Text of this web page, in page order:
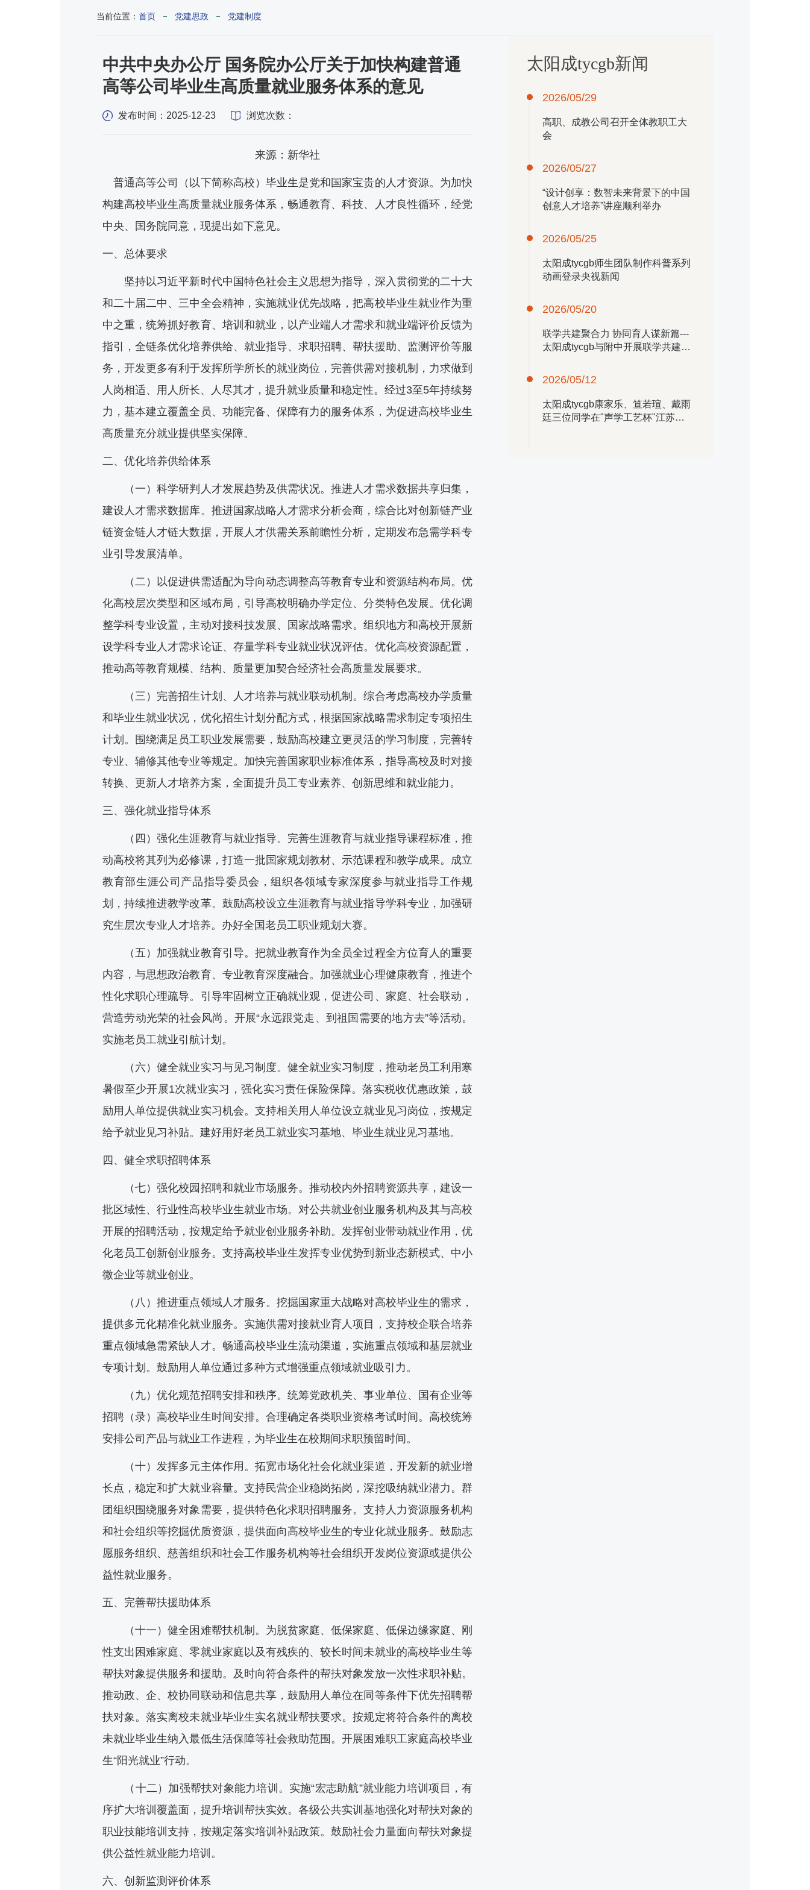
当前位置： 首页 党建思政 党建制度
中共中央办公厅 国务院办公厅关于加快构建普通
高等公司毕业生高质量就业服务体系的意见
发布时间：2025-12-23 浏览次数：
来源：新华社
普通高等公司（以下简称高校）毕业生是党和国家宝贵的人才资源。为加快
构建高校毕业生高质量就业服务体系，畅通教育、科技、人才良性循环，经党
中央、国务院同意，现提出如下意见。
一、总体要求
坚持以习近平新时代中国特色社会主义思想为指导，深入贯彻党的二十大
和二十届二中、三中全会精神，实施就业优先战略，把高校毕业生就业作为重
中之重，统筹抓好教育、培训和就业，以产业端人才需求和就业端评价反馈为
指引，全链条优化培养供给、就业指导、求职招聘、帮扶援助、监测评价等服
务，开发更多有利于发挥所学所长的就业岗位，完善供需对接机制，力求做到
人岗相适、用人所长、人尽其才，提升就业质量和稳定性。经过3至5年持续努
力，基本建立覆盖全员、功能完备、保障有力的服务体系，为促进高校毕业生
高质量充分就业提供坚实保障。
二、优化培养供给体系
（一）科学研判人才发展趋势及供需状况。推进人才需求数据共享归集，
建设人才需求数据库。推进国家战略人才需求分析会商，综合比对创新链产业
链资金链人才链大数据，开展人才供需关系前瞻性分析，定期发布急需学科专
业引导发展清单。
（二）以促进供需适配为导向动态调整高等教育专业和资源结构布局。优
化高校层次类型和区域布局，引导高校明确办学定位、分类特色发展。优化调
整学科专业设置，主动对接科技发展、国家战略需求。组织地方和高校开展新
设学科专业人才需求论证、存量学科专业就业状况评估。优化高校资源配置，
推动高等教育规模、结构、质量更加契合经济社会高质量发展要求。
（三）完善招生计划、人才培养与就业联动机制。综合考虑高校办学质量
和毕业生就业状况，优化招生计划分配方式，根据国家战略需求制定专项招生
计划。围绕满足员工职业发展需要，鼓励高校建立更灵活的学习制度，完善转
专业、辅修其他专业等规定。加快完善国家职业标准体系，指导高校及时对接
转换、更新人才培养方案，全面提升员工专业素养、创新思维和就业能力。
三、强化就业指导体系
（四）强化生涯教育与就业指导。完善生涯教育与就业指导课程标准，推
动高校将其列为必修课，打造一批国家规划教材、示范课程和教学成果。成立
教育部生涯公司产品指导委员会，组织各领域专家深度参与就业指导工作规
划，持续推进教学改革。鼓励高校设立生涯教育与就业指导学科专业，加强研
究生层次专业人才培养。办好全国老员工职业规划大赛。
（五）加强就业教育引导。把就业教育作为全员全过程全方位育人的重要
内容，与思想政治教育、专业教育深度融合。加强就业心理健康教育，推进个
性化求职心理疏导。引导牢固树立正确就业观，促进公司、家庭、社会联动，
营造劳动光荣的社会风尚。开展“永远跟党走、到祖国需要的地方去”等活动。
实施老员工就业引航计划。
（六）健全就业实习与见习制度。健全就业实习制度，推动老员工利用寒
暑假至少开展1次就业实习，强化实习责任保险保障。落实税收优惠政策，鼓
励用人单位提供就业实习机会。支持相关用人单位设立就业见习岗位，按规定
给予就业见习补贴。建好用好老员工就业实习基地、毕业生就业见习基地。
四、健全求职招聘体系
（七）强化校园招聘和就业市场服务。推动校内外招聘资源共享，建设一
批区域性、行业性高校毕业生就业市场。对公共就业创业服务机构及其与高校
开展的招聘活动，按规定给予就业创业服务补助。发挥创业带动就业作用，优
化老员工创新创业服务。支持高校毕业生发挥专业优势到新业态新模式、中小
微企业等就业创业。
（八）推进重点领域人才服务。挖掘国家重大战略对高校毕业生的需求，
提供多元化精准化就业服务。实施供需对接就业育人项目，支持校企联合培养
重点领域急需紧缺人才。畅通高校毕业生流动渠道，实施重点领域和基层就业
专项计划。鼓励用人单位通过多种方式增强重点领域就业吸引力。
（九）优化规范招聘安排和秩序。统筹党政机关、事业单位、国有企业等
招聘（录）高校毕业生时间安排。合理确定各类职业资格考试时间。高校统筹
安排公司产品与就业工作进程，为毕业生在校期间求职预留时间。
（十）发挥多元主体作用。拓宽市场化社会化就业渠道，开发新的就业增
长点，稳定和扩大就业容量。支持民营企业稳岗拓岗，深挖吸纳就业潜力。群
团组织围绕服务对象需要，提供特色化求职招聘服务。支持人力资源服务机构
和社会组织等挖掘优质资源，提供面向高校毕业生的专业化就业服务。鼓励志
愿服务组织、慈善组织和社会工作服务机构等社会组织开发岗位资源或提供公
益性就业服务。
五、完善帮扶援助体系
（十一）健全困难帮扶机制。为脱贫家庭、低保家庭、低保边缘家庭、刚
性支出困难家庭、零就业家庭以及有残疾的、较长时间未就业的高校毕业生等
帮扶对象提供服务和援助。及时向符合条件的帮扶对象发放一次性求职补贴。
推动政、企、校协同联动和信息共享，鼓励用人单位在同等条件下优先招聘帮
扶对象。落实离校未就业毕业生实名就业帮扶要求。按规定将符合条件的离校
未就业毕业生纳入最低生活保障等社会救助范围。开展困难职工家庭高校毕业
生“阳光就业”行动。
（十二）加强帮扶对象能力培训。实施“宏志助航”就业能力培训项目，有
序扩大培训覆盖面，提升培训帮扶实效。各级公共实训基地强化对帮扶对象的
职业技能培训支持，按规定落实培训补贴政策。鼓励社会力量面向帮扶对象提
供公益性就业能力培训。
六、创新监测评价体系
太阳成tycgb新闻
2026/05/29
高职、成教公司召开全体教职工大
会
2026/05/27
“设计创享：数智未来背景下的中国
创意人才培养”讲座顺利举办
2026/05/25
​太阳成tycgb师生团队制作科普系列
动画登录央视新闻
2026/05/20
联学共建聚合力 协同育人谋新篇---​
太阳成tycgb与附中开展联学共建活
2026/05/12
​太阳成tycgb康家乐、笪若瑄、戴雨
廷三位同学在"声学工艺杯"江苏省